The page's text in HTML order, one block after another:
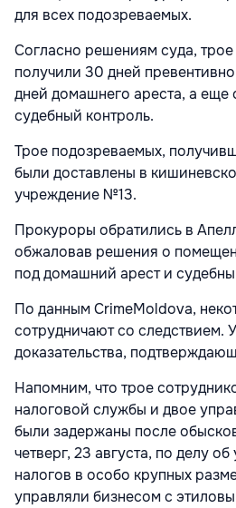
для всех подозреваемых.
Согласно решениям суда,
получили 30 дней
дней домашнего ареста, а еще
судебный контроль.
Трое подозреваемых,
были доставлены в
учреждение №13.
Прокуроры обратились в
обжаловав решения о
под домашний арест и
По данным CrimeMoldova,
сотрудничают со следствием.
доказательства,
Напомним, что трое
налоговой службы и двое
были задержаны после
четверг, 23 августа, по делу
налогов в особо крупных
управляли бизнесом с